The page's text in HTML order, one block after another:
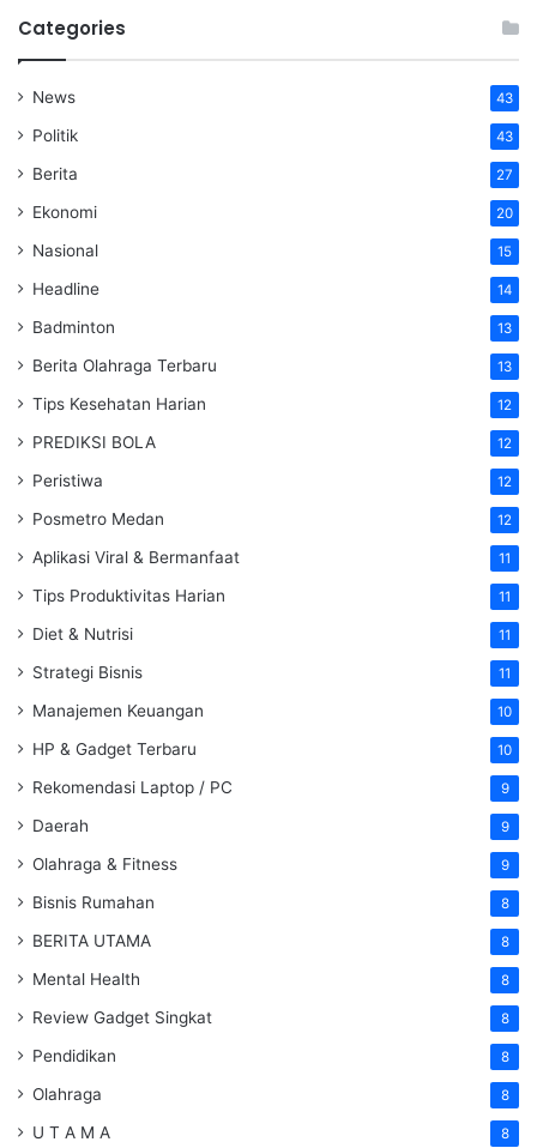
Categories
News 43
Politik 43
Berita 27
Ekonomi 20
Nasional 15
Headline 14
Badminton 13
Berita Olahraga Terbaru 13
Tips Kesehatan Harian 12
PREDIKSI BOLA 12
Peristiwa 12
Posmetro Medan 12
Aplikasi Viral & Bermanfaat 11
Tips Produktivitas Harian 11
Diet & Nutrisi 11
Strategi Bisnis 11
Manajemen Keuangan 10
HP & Gadget Terbaru 10
Rekomendasi Laptop / PC 9
Daerah 9
Olahraga & Fitness 9
Bisnis Rumahan 8
BERITA UTAMA 8
Mental Health 8
Review Gadget Singkat 8
Pendidikan 8
Olahraga 8
U T A M A 8